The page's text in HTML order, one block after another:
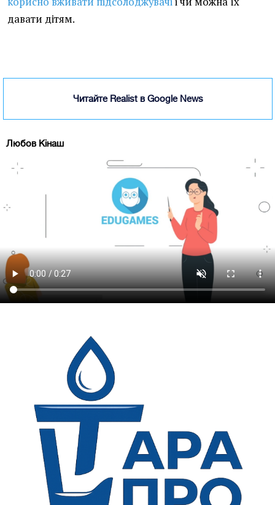
давати дітям.
Читайте Realist в Google News
Любов Кінаш